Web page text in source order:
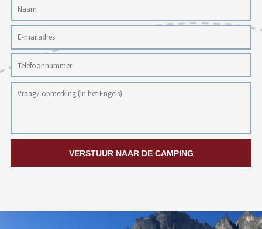
VERSTUUR NAAR DE CAMPING